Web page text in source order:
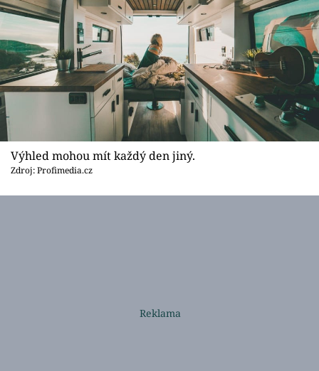
Výhled mohou mít každý den jiný.
Zdroj: Profimedia.cz